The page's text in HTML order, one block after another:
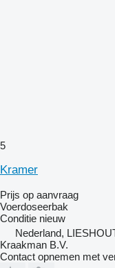
5
Kramer
Prijs op aanvraag
Voerdoseerbak
Conditie nieuw
Nederland,
Kraakman B.V.
Contact opnemen met